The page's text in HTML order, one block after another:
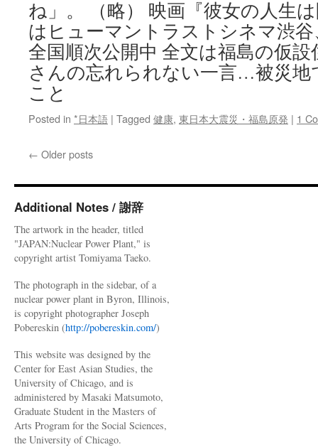
ね」。 （略） 映画『彼女の人生
はヒューマントラストシネマ渋
全国順次公開中 全文は福島の仮
さんの忘れられない一言…被災地
こと
Posted in *日本語 | Tagged 健康, 東日本大震災・福島原発 | 1
← Older posts
Additional Notes / 謝辞
The artwork in the header, titled
"JAPAN:Nuclear Power Plant," is
copyright artist Tomiyama Taeko.
The photograph in the sidebar, of a
nuclear power plant in Byron, Illinois,
is copyright photographer Joseph
Pobereskin (http://pobereskin.com/)
This website was designed by the
Center for East Asian Studies, the
University of Chicago, and is
administered by Masaki Matsumoto,
Graduate Student in the Masters of
Arts Program for the Social Sciences,
the University of Chicago.